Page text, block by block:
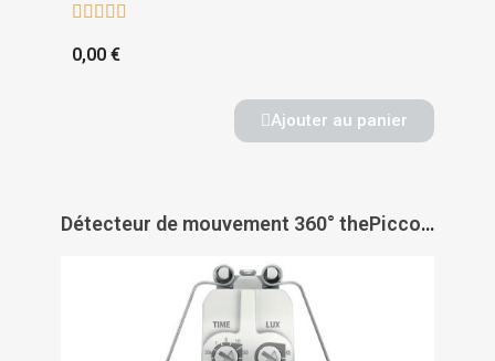
    
0,00 €
Ajouter au panier
Détecteur de mouvement 360° thePiccola S360-100 - THEBEN